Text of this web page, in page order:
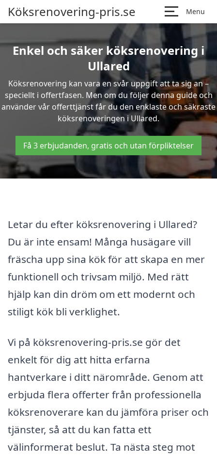
Köksrenovering-pris.se Menu
Enkel och säker köksrenovering i
Ullared
Köksrenovering kan vara en svår uppgift att ta sig an –
speciellt i offertfasen. Men om du följer denna guide och
använder vår offerttjänst får du den enklaste och säkraste
köksrenoveringen i Ullared.
Få 3 erbjudanden, gratis och utan förpliktelser
Letar du efter köksrenovering i Ullared?
Du är inte ensam! Många husägare vill
fräscha upp sina kök för att skapa en mer
funktionell och trivsam miljö. Med rätt
hjälp kan din dröm om ett modernt och
stiligt kök bli verklighet.
Vi på köksrenovering-pris.se gör det
enkelt för dig att hitta erfarna
hantverkare i ditt närområde. Genom att
erbjuda flera offerter från professionella
köksrenoverare kan du jämföra priser och
tjänster, så att du kan fatta ett
välinformerat beslut. Ta nästa steg mot